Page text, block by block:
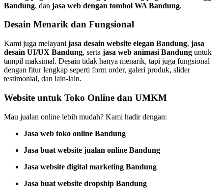
Bandung, dan jasa web dengan tombol WA Bandung.
Desain Menarik dan Fungsional
Kami juga melayani jasa desain website elegan Bandung, jasa
desain UI/UX Bandung, serta jasa web animasi Bandung untuk
tampil maksimal. Desain tidak hanya menarik, tapi juga fungsional
dengan fitur lengkap seperti form order, galeri produk, slider
testimonial, dan lain-lain.
Website untuk Toko Online dan UMKM
Mau jualan online lebih mudah? Kami hadir dengan:
Jasa web toko online Bandung
Jasa buat website jualan online Bandung
Jasa website digital marketing Bandung
Jasa buat website dropship Bandung